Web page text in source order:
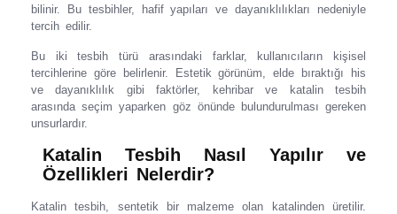
bilinir. Bu tesbihler, hafif yapıları ve dayanıklılıkları nedeniyle
tercih edilir.
Bu iki tesbih türü arasındaki farklar, kullanıcıların kişisel
tercihlerine göre belirlenir. Estetik görünüm, elde bıraktığı his
ve dayanıklılık gibi faktörler, kehribar ve katalin tesbih
arasında seçim yaparken göz önünde bulundurulması gereken
unsurlardır.
Katalin Tesbih Nasıl Yapılır ve
Özellikleri Nelerdir?
Katalin tesbih, sentetik bir malzeme olan katalinden üretilir.